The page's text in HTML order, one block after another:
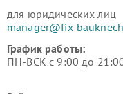
для юридических лиц
manager@fix-
График работы:
ПН-ВСК с 9:00 до